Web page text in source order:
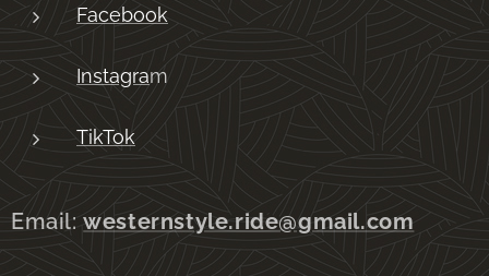
Facebook
Instagram
TikTok
Email:westernstyle.ride@gmail.com